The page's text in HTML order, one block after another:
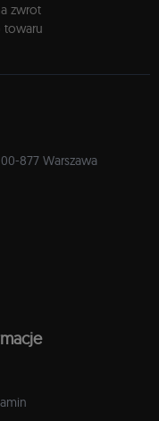
zwrot
towaru
00-877 Warszawa